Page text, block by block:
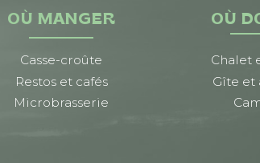
OÙ MANGER
Casse-croûte
Restos et cafés
Microbrasserie
OÙ
Chalet
Gîte et